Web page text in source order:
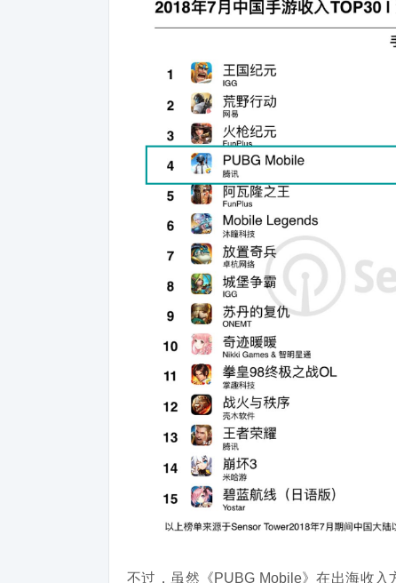
不过，虽然《PUBG Mobile》在出海收